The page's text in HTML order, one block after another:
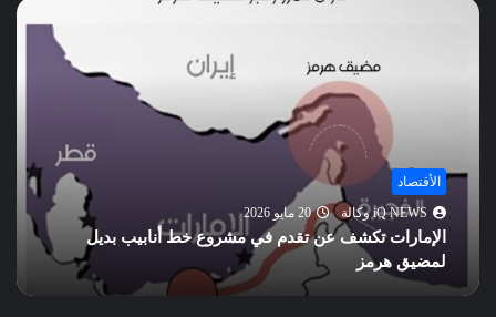
20 مايو 2026
عن تقدم في مشروع خط أنابيب بديل
أخبار العالم
iQ NEWS وكالة
تحسن علاقات
الاستراتيجية؟